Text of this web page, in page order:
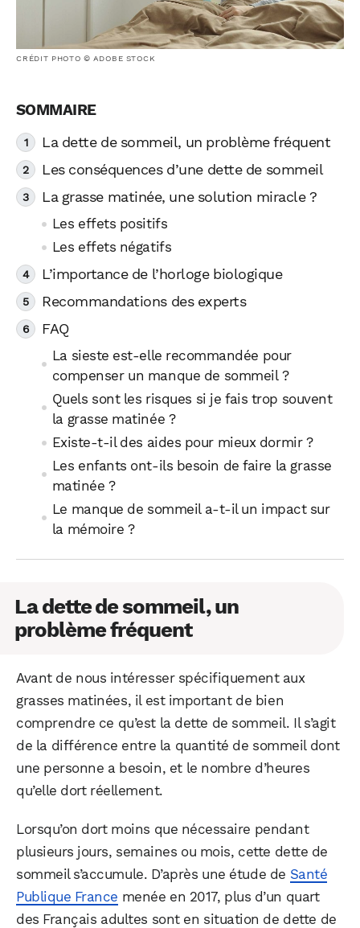
CRÉDIT PHOTO © ADOBE STOCK
La dette de sommeil, un problème fréquent
Les conséquences d’une dette de sommeil
La grasse matinée, une solution miracle ?
Les effets positifs
Les effets négatifs
L’importance de l’horloge biologique
Recommandations des experts
FAQ
La sieste est-elle recommandée pour
compenser un manque de sommeil ?
Quels sont les risques si je fais trop souvent
la grasse matinée ?
Existe-t-il des aides pour mieux dormir ?
Les enfants ont-ils besoin de faire la grasse
matinée ?
Le manque de sommeil a-t-il un impact sur
la mémoire ?
La dette de sommeil, un
problème fréquent
Avant de nous intéresser spécifiquement aux
grasses matinées, il est important de bien
comprendre ce qu’est la dette de sommeil. Il s’agit
de la différence entre la quantité de sommeil dont
une personne a besoin, et le nombre d’heures
qu’elle dort réellement.
Lorsqu’on dort moins que nécessaire pendant
plusieurs jours, semaines ou mois, cette dette de
sommeil s’accumule. D’après une étude de Santé
Publique France menée en 2017, plus d’un quart
des Français adultes sont en situation de dette de